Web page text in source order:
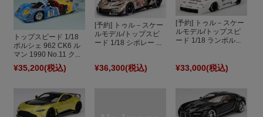
トップスピード 1/18
ポルシェ 962 CK6 ル
マン 1990 No.11 ク...
¥35,200(税込)
[予約] トゥル－スケー
ルモデル/トップスピ
ード 1/18 シボレー ...
¥36,300(税込)
[予約] トゥル－スケー
ルモデル/トップスピ
ード 1/18 ランボル...
¥33,000(税込)